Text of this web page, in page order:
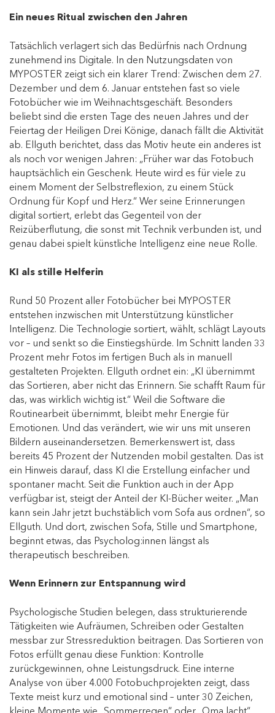
Ein neues Ritual zwischen den Jahren
Tatsächlich verlagert sich das Bedürfnis nach Ordnung
zunehmend ins Digitale. In den Nutzungsdaten von
MYPOSTER zeigt sich ein klarer Trend: Zwischen dem 27.
Dezember und dem 6. Januar entstehen fast so viele
Fotobücher wie im Weihnachtsgeschäft. Besonders
beliebt sind die ersten Tage des neuen Jahres und der
Feiertag der Heiligen Drei Könige, danach fällt die Aktivität
ab. Ellguth berichtet, dass das Motiv heute ein anderes ist
als noch vor wenigen Jahren: „Früher war das Fotobuch
hauptsächlich ein Geschenk. Heute wird es für viele zu
einem Moment der Selbstreflexion, zu einem Stück
Ordnung für Kopf und Herz.“ Wer seine Erinnerungen
digital sortiert, erlebt das Gegenteil von der
Reizüberflutung, die sonst mit Technik verbunden ist, und
genau dabei spielt künstliche Intelligenz eine neue Rolle.
KI als stille Helferin
Rund 50 Prozent aller Fotobücher bei MYPOSTER
entstehen inzwischen mit Unterstützung künstlicher
Intelligenz. Die Technologie sortiert, wählt, schlägt Layouts
vor – und senkt so die Einstiegshürde. Im Schnitt landen 33
Prozent mehr Fotos im fertigen Buch als in manuell
gestalteten Projekten. Ellguth ordnet ein: „KI übernimmt
das Sortieren, aber nicht das Erinnern. Sie schafft Raum für
das, was wirklich wichtig ist.“ Weil die Software die
Routinearbeit übernimmt, bleibt mehr Energie für
Emotionen. Und das verändert, wie wir uns mit unseren
Bildern auseinandersetzen. Bemerkenswert ist, dass
bereits 45 Prozent der Nutzenden mobil gestalten. Das ist
ein Hinweis darauf, dass KI die Erstellung einfacher und
spontaner macht. Seit die Funktion auch in der App
verfügbar ist, steigt der Anteil der KI-Bücher weiter. „Man
kann sein Jahr jetzt buchstäblich vom Sofa aus ordnen“, so
Ellguth. Und dort, zwischen Sofa, Stille und Smartphone,
beginnt etwas, das Psycholog:innen längst als
therapeutisch beschreiben.
Wenn Erinnern zur Entspannung wird
Psychologische Studien belegen, dass strukturierende
Tätigkeiten wie Aufräumen, Schreiben oder Gestalten
messbar zur Stressreduktion beitragen. Das Sortieren von
Fotos erfüllt genau diese Funktion: Kontrolle
zurückgewinnen, ohne Leistungsdruck. Eine interne
Analyse von über 4.000 Fotobuchprojekten zeigt, dass
Texte meist kurz und emotional sind – unter 30 Zeichen,